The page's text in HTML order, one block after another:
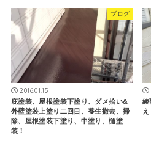
ブログ
2016.01.15
庇塗装、屋根塗装下塗り、ダメ拾い&
外壁塗装上塗り二回目、養生撤去、掃
除、屋根塗装下塗り、中塗り、樋塗
装！
綾
え